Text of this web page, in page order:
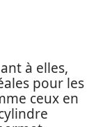
à elles,
pour les
ceux en